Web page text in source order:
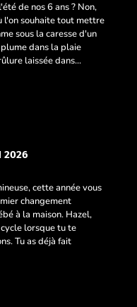
de nos 6 ans ? Non,
l'on souhaite tout mettre
sous la caresse d'un
dans la plaie
laissée dans...
2026
cette année vous
changement
à la maison. Hazel,
lorsque tu te
Tu as déjà fait